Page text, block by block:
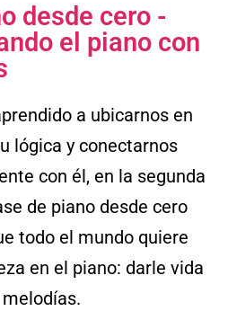
desde cero -
el piano con
a ubicarnos en
lógica y conectarnos
con él, en la segunda
de piano desde cero
todo el mundo quiere
en el piano: darle vida